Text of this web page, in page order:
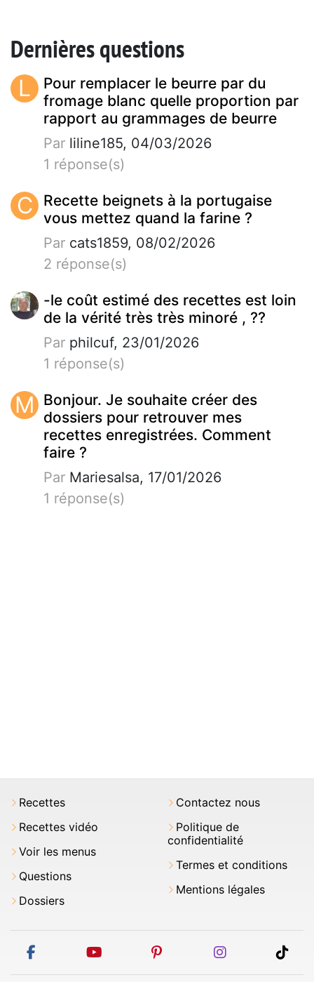
Dernières questions
L
Pour remplacer le beurre par du
fromage blanc quelle proportion par
rapport au grammages de beurre
Par liline185, 04/03/2026
1 réponse(s)
C
Recette beignets à la portugaise
vous mettez quand la farine ?
Par cats1859, 08/02/2026
2 réponse(s)
-le coût estimé des recettes est loin
de la vérité très très minoré , ??
Par philcuf, 23/01/2026
1 réponse(s)
M Bonjour. Je souhaite créer des
dossiers pour retrouver mes
recettes enregistrées. Comment
faire ?
Par Mariesalsa, 17/01/2026
1 réponse(s)
Recettes
Recettes vidéo
Voir les menus
Questions
Dossiers
Contactez nous
Politique de
confidentialité
Termes et conditions
Mentions légales
facebook youtube pinterest instagram